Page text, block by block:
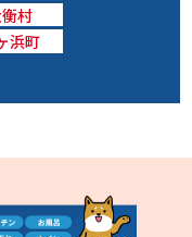
村
浜町